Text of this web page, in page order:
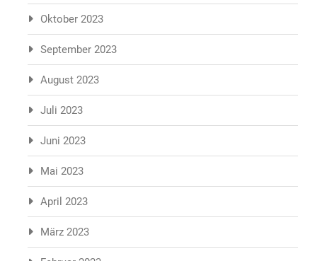
Oktober 2023
September 2023
August 2023
Juli 2023
Juni 2023
Mai 2023
April 2023
März 2023